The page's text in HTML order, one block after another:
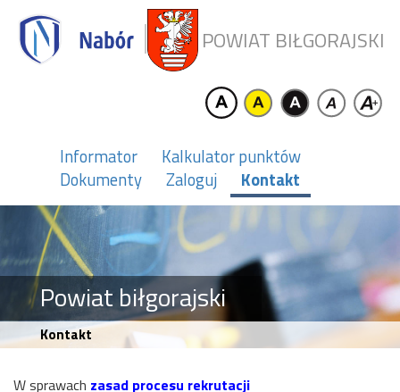
POWIAT BIŁGORAJSKI
Informator
Kalkulator punktów
Dokumenty
Zaloguj Kontakt
Powiat biłgorajski
Kontakt
W sprawach zasad procesu rekrutacji